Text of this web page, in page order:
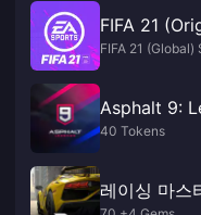
FIFA 21
FIFA 21
Asphalt 9:
40 Tokens
레이싱 마스